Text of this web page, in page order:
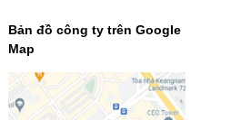
Bản đồ công ty trên Google
Map